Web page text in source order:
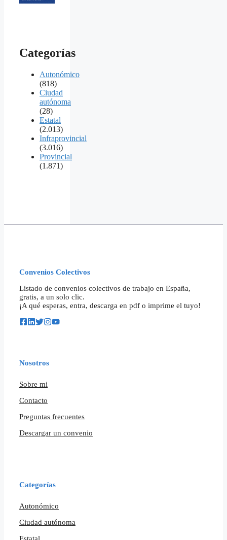
Categorías
Autonómico
(818)
Ciudad
autónoma
(28)
Estatal
(2.013)
Infraprovincial
(3.016)
Provincial
(1.871)
Convenios Colectivos
Listado de convenios colectivos de trabajo en España,
gratis, a un solo clic.
¡A qué esperas, entra, descarga en pdf o imprime el tuyo!
Nosotros
Sobre mi
Contacto
Preguntas frecuentes
Descargar un convenio
Categorías
Autonómico
Ciudad autónoma